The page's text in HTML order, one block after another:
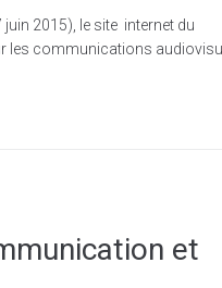
2015), le site internet du
les communications
et